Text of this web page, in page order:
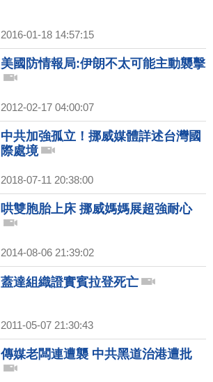
2016-01-18 14:57:15
美國防情報局:伊朗不太可能主動襲擊
2012-02-17 04:00:07
中共加強孤立！挪威媒體詳述台灣國
際處境
2018-07-11 20:38:00
哄雙胞胎上床 挪威媽媽展超強耐心
2014-08-06 21:39:02
蓋達組織證實賓拉登死亡
2011-05-07 21:30:43
傳媒老闆連遭襲 中共黑道治港遭批